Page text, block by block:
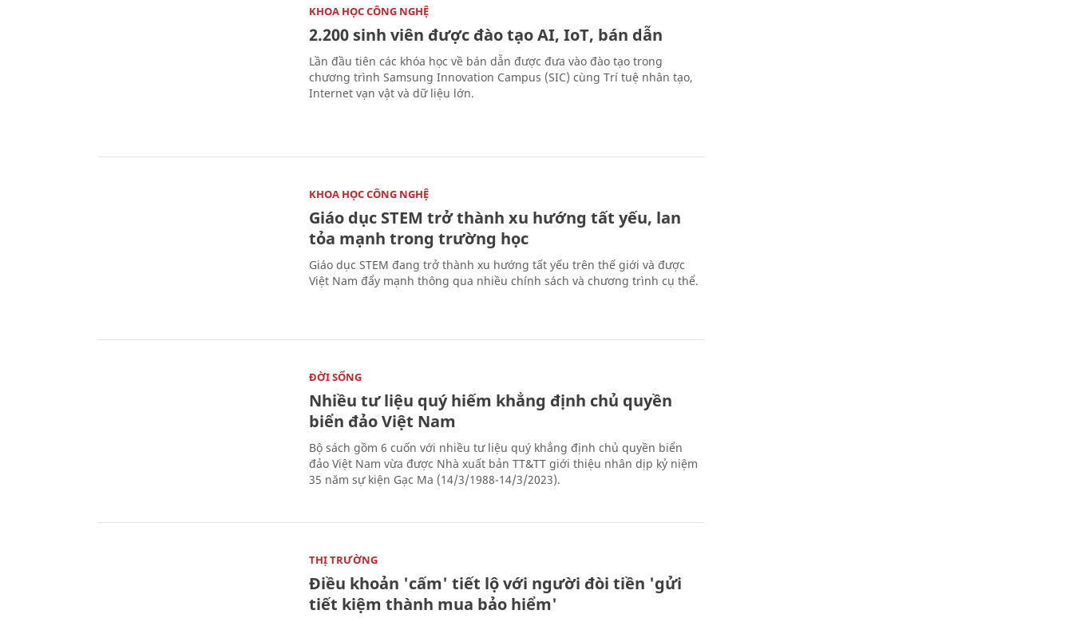
KHOA HỌC CÔNG NGHỆ
2.200 sinh viên được đào tạo AI, IoT, bán dẫn
Lần đầu tiên các khóa học về bán dẫn được đưa vào đào tạo trong
chương trình Samsung Innovation Campus (SIC) cùng Trí tuệ nhân tạo,
Internet vạn vật và dữ liệu lớn.
KHOA HỌC CÔNG NGHỆ
Giáo dục STEM trở thành xu hướng tất yếu, lan
tỏa mạnh trong trường học
Giáo dục STEM đang trở thành xu hướng tất yếu trên thế giới và được
Việt Nam đẩy mạnh thông qua nhiều chính sách và chương trình cụ thể.
ĐỜI SỐNG
Nhiều tư liệu quý hiếm khẳng định chủ quyền
biển đảo Việt Nam
Bộ sách gồm 6 cuốn với nhiều tư liệu quý khẳng định chủ quyền biển
đảo Việt Nam vừa được Nhà xuất bản TT&TT giới thiệu nhân dịp kỷ niệm
35 năm sự kiện Gạc Ma (14/3/1988-14/3/2023).
THỊ TRƯỜNG
Điều khoản 'cấm' tiết lộ với người đòi tiền 'gửi
tiết kiệm thành mua bảo hiểm'